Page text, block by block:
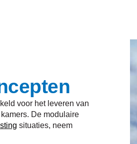
voor het leveren van
De modulaire
situaties, neem